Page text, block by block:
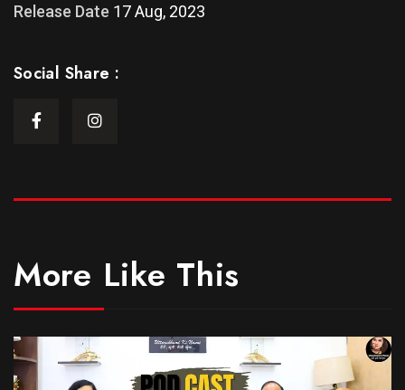
Release Date 17 Aug, 2023
Social Share :
More Like This